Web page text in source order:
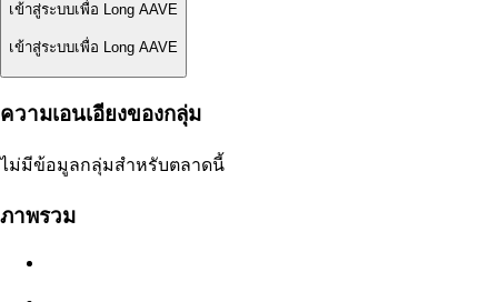
เข้าสู่ระบบเพื่อ Long AAVE
เข้าสู่ระบบเพื่อ Long AAVE
ราคาชำระ
ไม่มีข้อมูล
ความเอนเอียงของกลุ่ม
ไม่มีข้อมูลกลุ่มสำหรับตลาดนี้
ภาพรวม